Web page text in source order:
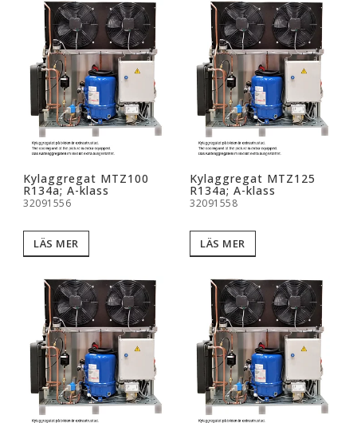
Kylaggregat MTZ100
R134a; A-klass
32091556
LÄS MER
Kylaggregat MTZ125
R134a; A-klass
32091558
LÄS MER